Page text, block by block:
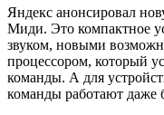
Яндекс анонсировал
Миди. Это компактное
звуком, новыми
процессором, который
команды. А для
команды работают даже